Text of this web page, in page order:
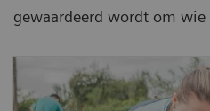
gewaardeerd wordt om